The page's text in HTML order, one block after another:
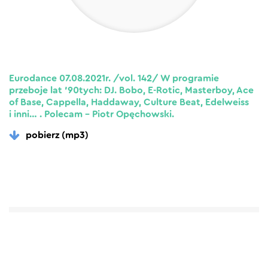
Eurodance 07.08.2021r. /vol. 142/ W programie
przeboje lat ’90tych: DJ. Bobo, E-Rotic, Masterboy, Ace
of Base, Cappella, Haddaway, Culture Beat, Edelweiss
i inni… . Polecam – Piotr Opęchowski.
pobierz (mp3)